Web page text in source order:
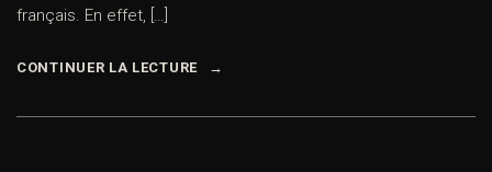
français. En effet, […]
CONTINUER LA LECTURE